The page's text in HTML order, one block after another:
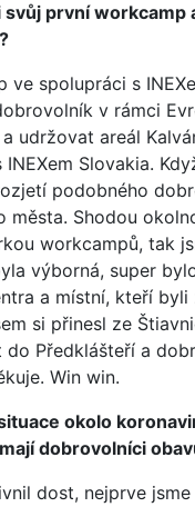
první
ve spolupráci s
v rámci
udržovat areál
Slovakia.
podobného
města. Shodou
workcampů, tak
výborná, super
a místní, kteří
si přinesl ze
Předklášteří a
Win win.
okolo
dobrovolníci
dost, nejprve